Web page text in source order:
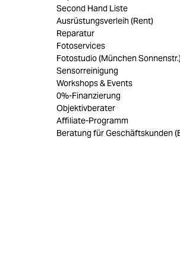
Second Hand Liste
Ausrüstungsverleih (Rent)
Reparatur
Fotoservices
Fotostudio (München
Sensorreinigung
Workshops & Events
0%-Finanzierung
Objektivberater
Affiliate-Programm
Beratung für Geschäftskunden